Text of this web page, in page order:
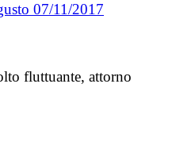
07/11/2017
fluttuante, attorno